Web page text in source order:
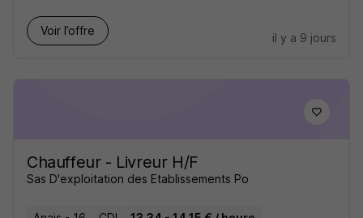
Voir l’offre
il y a 9 jours
Chauffeur - Livreur H/F
Sas D'exploitation des Etablissements Po